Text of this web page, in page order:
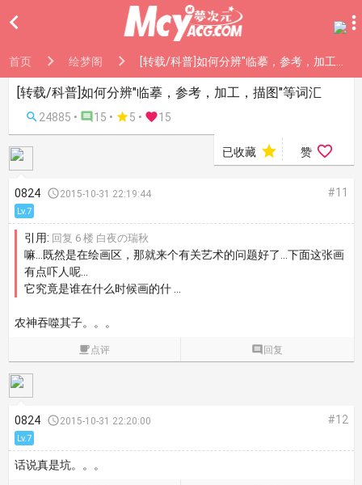

首页 绘梦阁 [转载/科普]如何分辨"临摹，参考，加工，描图"等词汇
[转载/科普]如何分辨"临摹，参考，加工，描图"等词汇
 24885 •  15 • 5 • 15
已收藏  赞 
0824 2015-10-31 22:19:44 #11
Lv.7
引用: 回复 6 楼 白夜の瑞秋
嘛...既然是在绘画区，那就来个有关艺术的问题好了...下面这张画
有点吓人呢...
它究竟是谁在什么时候画的什 ...
农神吞噬其子。。。
点评  回复
0824 2015-10-31 22:20:00 #12
Lv.7
话说真是坑。。。